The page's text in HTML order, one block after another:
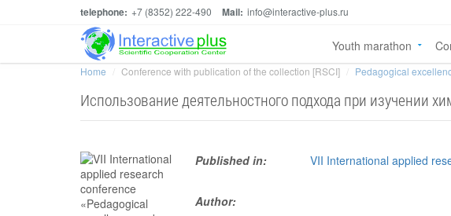
telephone: +7 (8352) 222-490 Mail: info@interactive-plus.ru
Youth marathon
Home Conference with publication of the collection [RSCI] Pedagogical
Использование деятельностного подхода при изучении
Published in:
VII International applied
Author: